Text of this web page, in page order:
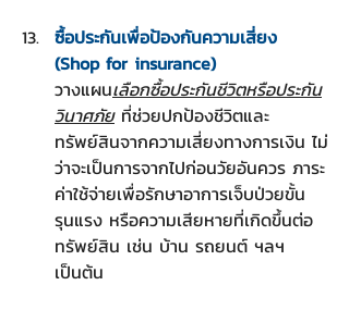
ซื้อประกันเพื่อป้องกันความเสี่ยง
(Shop for insurance)
วางแผนเลือกซื้อประกันชีวิตหรือประกัน
วินาศภัย ที่ช่วยปกป้องชีวิตและ
ทรัพย์สินจากความเสี่ยงทางการเงิน ไม่
ว่าจะเป็นการจากไปก่อนวัยอันควร ภาระ
ค่าใช้จ่ายเพื่อรักษาอาการเจ็บป่วยขั้น
รุนแรง หรือความเสียหายที่เกิดขึ้นต่อ
ทรัพย์สิน เช่น บ้าน รถยนต์ ฯลฯ
เป็นต้น